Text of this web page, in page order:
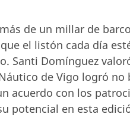
de un millar de
el listón cada día
Santi Domínguez
de Vigo logró
acuerdo con los
potencial en esta